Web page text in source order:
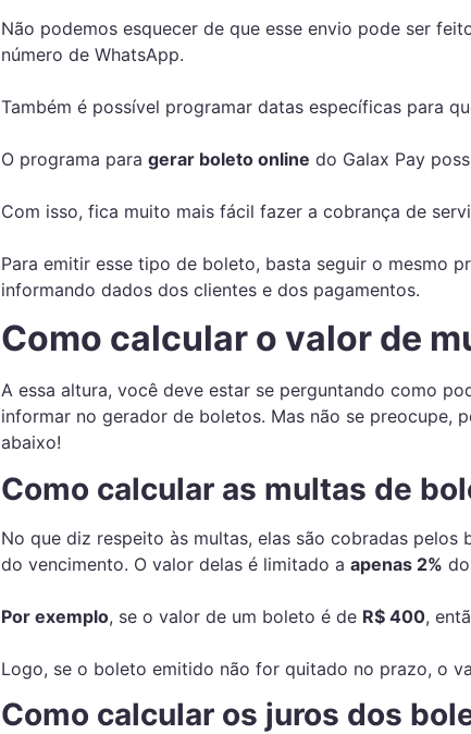
Não podemos esquecer de que esse envio pode ser
número de WhatsApp.
Também é possível programar datas específicas para
O programa para gerar boleto online do Galax Pay
Com isso, fica muito mais fácil fazer a cobrança de
Para emitir esse tipo de boleto, basta seguir o mesmo
informando dados dos clientes e dos pagamentos.
Como calcular o valor de
A essa altura, você deve estar se perguntando como
informar no gerador de boletos. Mas não se preocupe,
abaixo!
Como calcular as multas de
No que diz respeito às multas, elas são cobradas
do vencimento. O valor delas é limitado a apenas 2%
Por exemplo, se o valor de um boleto é de R$ 400,
Logo, se o boleto emitido não for quitado no prazo, o
Como calcular os juros dos